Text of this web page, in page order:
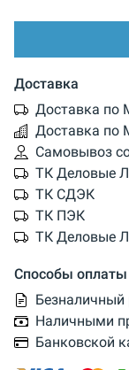
Доставка
Доставка по
Доставка по
Самовывоз
ТК Деловые
ТК СДЭК
ТК ПЭК
ТК Деловые
Способы оплаты
Безналичный
Наличными
Банковской